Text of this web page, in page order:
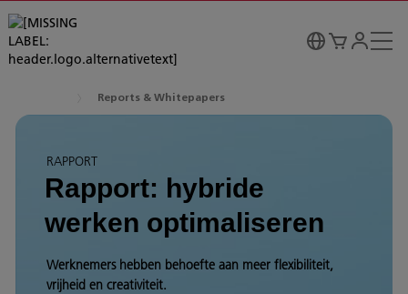
Reports & Whitepapers
RAPPORT
Rapport: hybride
werken optimaliseren
Werknemers hebben behoefte aan meer flexibiliteit,
vrijheid en creativiteit.